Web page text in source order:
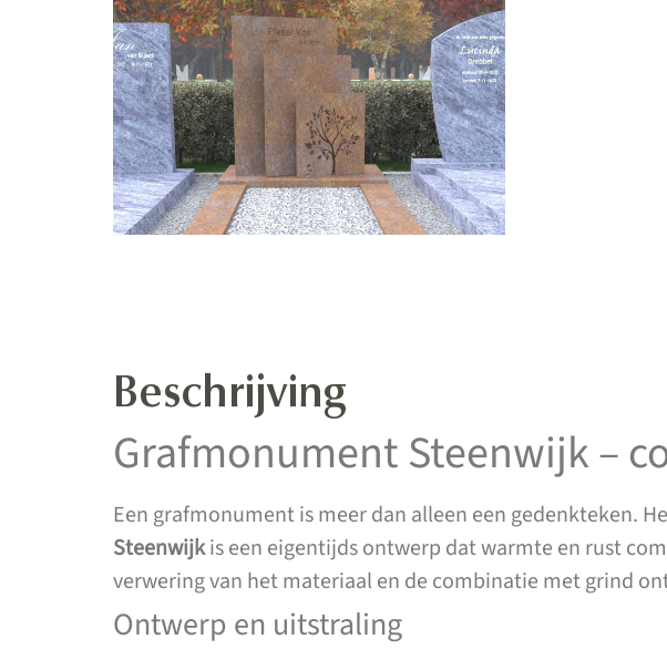
Beschrijving
Grafmonument Steenwijk –
Een grafmonument is meer dan alleen een gedenkteken.
Steenwijkis een eigentijds ontwerp dat warmte en rust
verwering van het materiaal en de combinatie met grind
Ontwerp en uitstraling